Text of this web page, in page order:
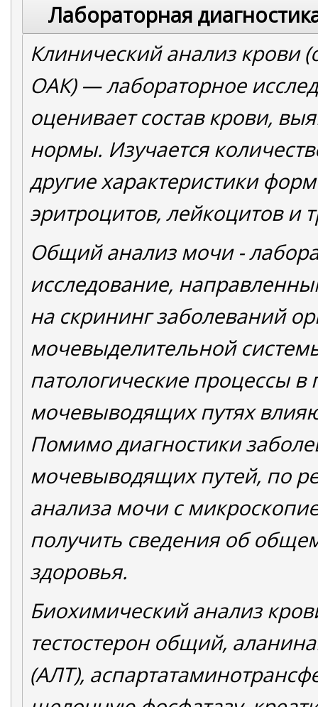
Лабораторная
Клинический анализ крови
ОАК) — лабораторное
оценивает состав крови,
нормы. Изучается
другие характеристики
эритроцитов, лейкоцитов и
Общий анализ мочи -
исследование,
на скрининг заболеваний
мочевыделительной
патологические процессы в
мочевыводящих путях
Помимо диагностики
мочевыводящих путей, по
анализа мочи с
получить сведения об
здоровья.
Биохимический анализ
тестостерон общий,
(АЛТ),